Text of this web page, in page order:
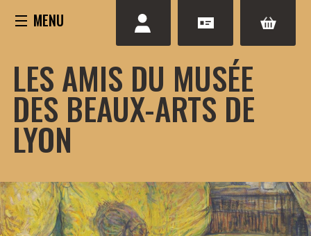
LES AMIS DU MUSÉE
DES BEAUX-ARTS DE
LYON